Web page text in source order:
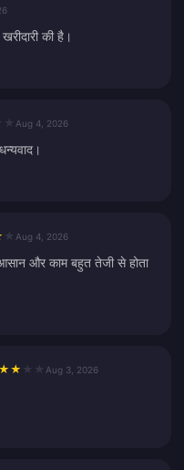
की है।
Aug 4, 2026
Aug 4, 2026
और काम बहुत तेजी से होता
★ ★ Aug 3, 2026